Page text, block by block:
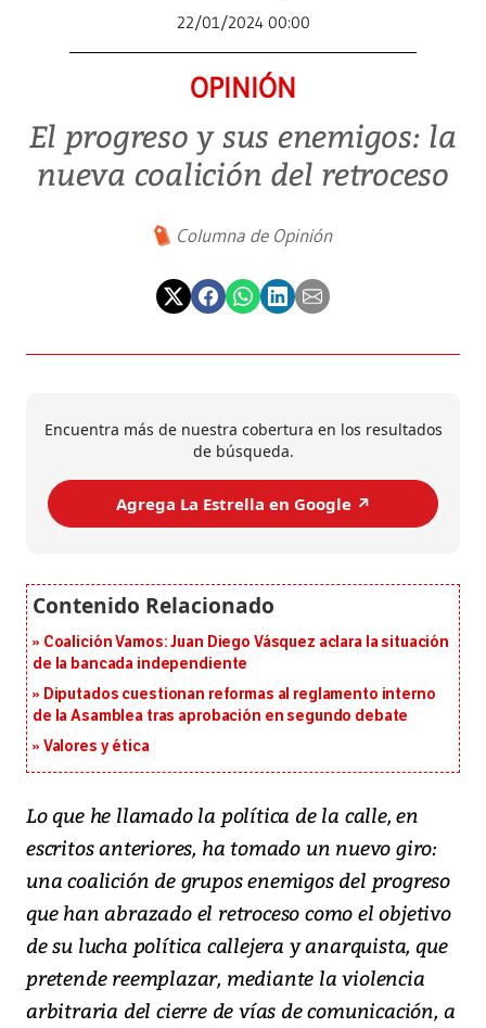
22/01/2024 00:00
OPINIÓN
El progreso y sus enemigos: la
nueva coalición del retroceso
Columna de Opinión
Encuentra más de nuestra cobertura en los resultados
de búsqueda.
Agrega La Estrella en Google ↗️
Coalición Vamos: Juan Diego Vásquez aclara la situación
de la bancada independiente
Diputados cuestionan reformas al reglamento interno
de la Asamblea tras aprobación en segundo debate
Valores y ética
Lo que he llamado la política de la calle, en
escritos anteriores, ha tomado un nuevo giro:
una coalición de grupos enemigos del progreso
que han abrazado el retroceso como el objetivo
de su lucha política callejera y anarquista, que
pretende reemplazar, mediante la violencia
arbitraria del cierre de vías de comunicación, a